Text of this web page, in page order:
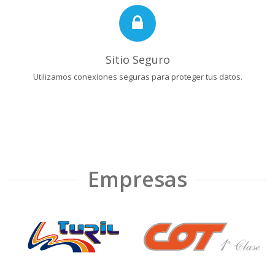
Sitio Seguro
Utilizamos conexiones seguras para proteger tus datos.
Empresas
❮ ❯